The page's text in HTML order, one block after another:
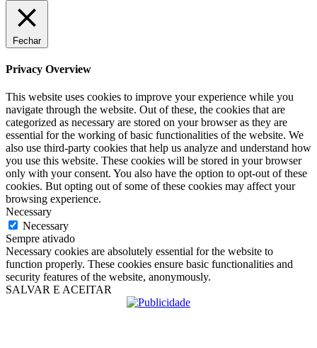
Fechar
Privacy Overview
This website uses cookies to improve your experience while you
navigate through the website. Out of these, the cookies that are
categorized as necessary are stored on your browser as they are
essential for the working of basic functionalities of the website. We
also use third-party cookies that help us analyze and understand how
you use this website. These cookies will be stored in your browser
only with your consent. You also have the option to opt-out of these
cookies. But opting out of some of these cookies may affect your
browsing experience.
Necessary
Necessary
Sempre ativado
Necessary cookies are absolutely essential for the website to
function properly. These cookies ensure basic functionalities and
security features of the website, anonymously.
SALVAR E ACEITAR